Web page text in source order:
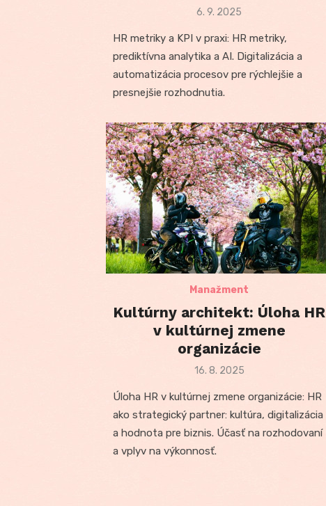
Posted
6. 9. 2025
HR metriky a KPI v praxi: HR metriky,
prediktívna analytika a AI. Digitalizácia a
automatizácia procesov pre rýchlejšie a
presnejšie rozhodnutia.
Manažment
Kultúrny architekt: Úloha HR
v kultúrnej zmene
organizácie
Posted
16. 8. 2025
Úloha HR v kultúrnej zmene organizácie: HR
ako strategický partner: kultúra, digitalizácia
a hodnota pre biznis. Účasť na rozhodovaní
a vplyv na výkonnosť.